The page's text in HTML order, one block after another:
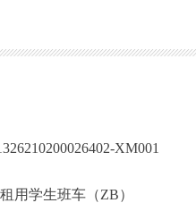
-租用学生班车（ZB）